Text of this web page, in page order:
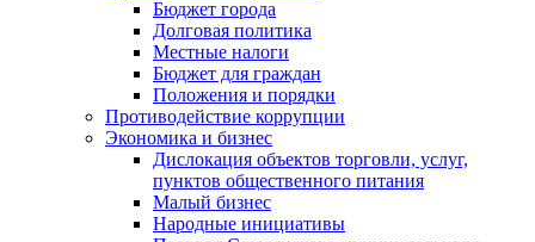
Бюджет города
Долговая политика
Местные налоги
Бюджет для граждан
Положения и порядки
Противодействие коррупции
Экономика и бизнес
Дислокация объектов торговли, услуг,
пунктов общественного питания
Малый бизнес
Народные инициативы